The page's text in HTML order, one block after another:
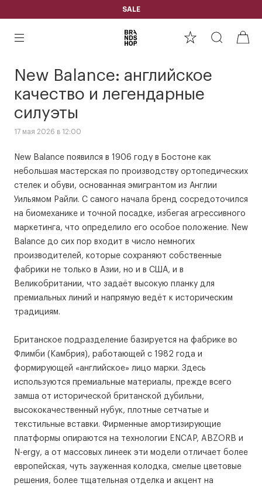
SALE
New Balance: английское
качество и легендарные
силуэты
17 мая 2026 в 12:00
New Balance появился в 1906 году в Бостоне как
небольшая мастерская по производству ортопедических
стелек и обуви, основанная эмигрантом из Англии
Уильямом Райли. С самого начала бренд сосредоточился
на биомеханике и точной посадке, избегая агрессивного
маркетинга, что определило его особое положение. New
Balance до сих пор входит в число немногих
производителей, которые сохраняют собственные
фабрики не только в Азии, но и в США, и в
Великобритании, что задаёт высокую планку для
премиальных линий и напрямую ведёт к историческим
традициям.
Британское подразделение базируется на фабрике во
Флимби (Камбрия), работающей с 1982 года и
формирующей «английское» лицо марки. Здесь
используются премиальные материалы, прежде всего
замша от исторической британской дубильни,
высококачественный нубук, плотные сетчатые и
текстильные вставки. Фирменные амортизирующие
платформы опираются на технологии ENCAP, ABZORB и
N-ergy, а от массовых линеек эти модели отличает более
европейская, чуть зауженная колодка, смелые цветовые
решения, более тщательная отделка и акцент на